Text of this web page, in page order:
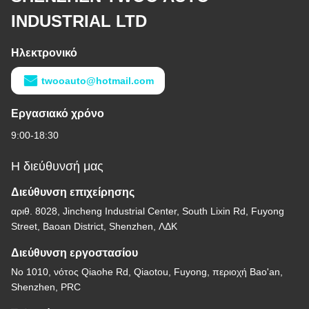
INDUSTRIAL LTD
Ηλεκτρονικό
twooauto@hotmail.com
Εργασιακό χρόνο
9:00-18:30
Η διεύθυνσή μας
Διεύθυνση επιχείρησης
αριθ. 8028, Jincheng Industrial Center, South Lixin Rd, Fuyong
Street, Baoan District, Shenzhen, ΛΔΚ
Διεύθυνση εργοστασίου
Νο 1010, νότος Qiaohe Rd, Qiaotou, Fuyong, περιοχή Bao'an,
Shenzhen, PRC